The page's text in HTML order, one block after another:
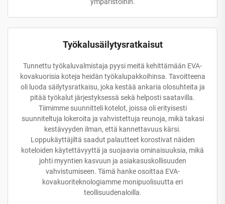
Työkalusäilytysratkaisut
Tunnettu työkaluvalmistaja pyysi meitä kehittämään EVA-
kovakuorisia koteja heidän työkalupakkoihinsa. Tavoitteena
oli luoda säilytysratkaisu, joka kestää ankaria olosuhteita ja
pitää työkalut järjestyksessä sekä helposti saatavilla.
Tiimimme suunnitteli kotelot, joissa oli erityisesti
suunniteltuja lokeroita ja vahvistettuja reunoja, mikä takasi
kestävyyden ilman, että kannettavuus kärsi.
Loppukäyttäjiltä saadut palautteet korostivat näiden
koteloiden käytettävyyttä ja suojaavia ominaisuuksia, mikä
johti myyntien kasvuun ja asiakasuskollisuuden
vahvistumiseen. Tämä hanke osoittaa EVA-
kovakuoriteknologiamme monipuolisuutta eri
teollisuudenaloilla.